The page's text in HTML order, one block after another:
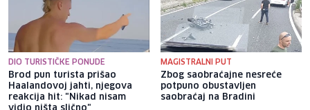
DIO TURISTIČKE PONUDE
Brod pun turista prišao
Haalandovoj jahti, njegova
reakcija hit: "Nikad nisam
vidio ništa slično"
MAGISTRALNI PUT
Zbog saobraćajne nesreće
potpuno obustavljen
saobraćaj na Bradini